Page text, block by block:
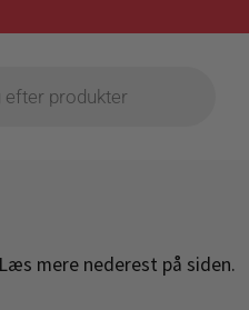
mere nederest på siden.